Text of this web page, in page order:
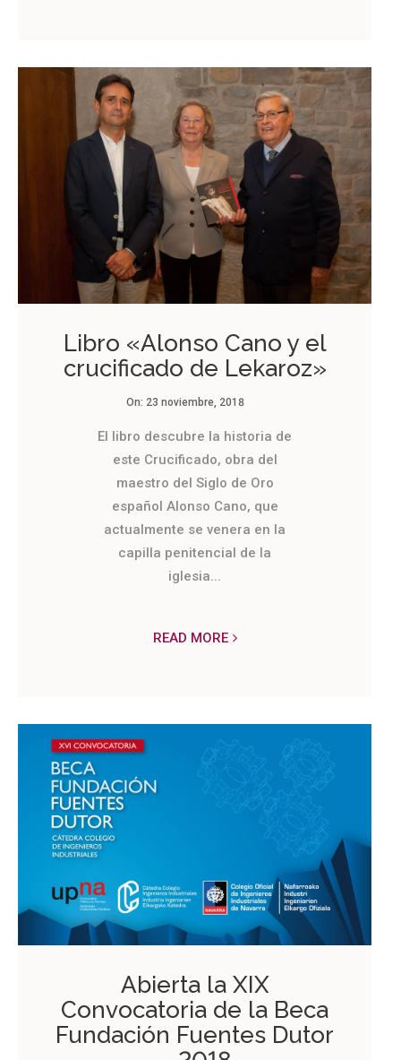
Libro «Alonso Cano y el
crucificado de Lekaroz»
On: 23 noviembre, 2018
El libro descubre la historia de
este Crucificado, obra del
maestro del Siglo de Oro
español Alonso Cano, que
actualmente se venera en la
capilla penitencial de la
iglesia...
READ MORE
Abierta la XIX
Convocatoria de la Beca
Fundación Fuentes Dutor